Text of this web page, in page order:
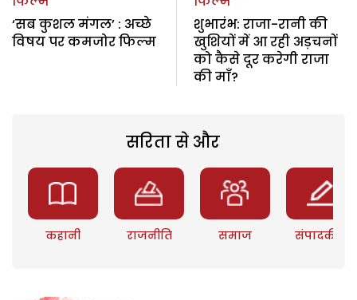
‘सब कुशल मंगल’ : अच्छे
विषय पर कमजोर फिल्म
शुभारंभ: राजा-रानी की
खुशियों में आ रही अड़चनों
को कैसे दूर करेगी राजा
की माँ?
सरिता से और
कहानी राजनीति समाज संपादकीय